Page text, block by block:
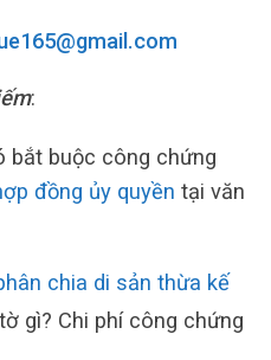
:
bắt buộc công chứng
đồng ủy quyền tại văn
chia di sản thừa kế
gì? Chi phí công chứng